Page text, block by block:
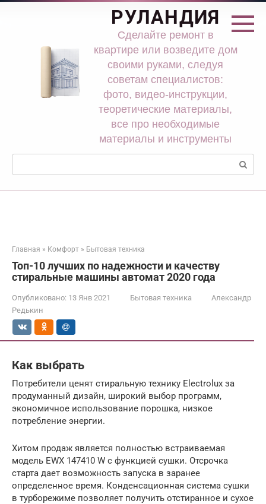
Перейти
РУЛАНДИЯ
Сделайте ремонт в
квартире или возведите дом
своими руками, следуя
советам специалистов:
фото, видео-инструкции,
теоретические материалы,
все про необходимые
материалы и инструменты
Поиск:
Главная » Комфорт » Бытовая техника
Топ-10 лучших по надежности и качеству
стиральные машины автомат 2020 года
Опубликовано: 13 Янв 2021 Бытовая техника
Александр
Редькин
Как выбрать
Потребители ценят стиральную технику Electrolux за
продуманный дизайн, широкий выбор программ,
экономичное использование порошка, низкое
потребление энергии.
Хитом продаж является полностью встраиваемая
модель EWX 147410 W с функцией сушки. Отсрочка
старта дает возможность запуска в заранее
определенное время. Конденсационная система сушки
в турборежиме позволяет получить отстиранное и сухое